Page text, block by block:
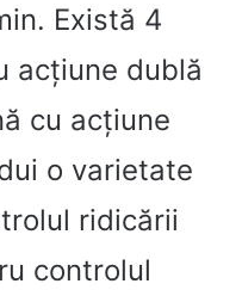
Există 4
acțiune dublă
cu acțiune
o varietate
ridicării
controlul